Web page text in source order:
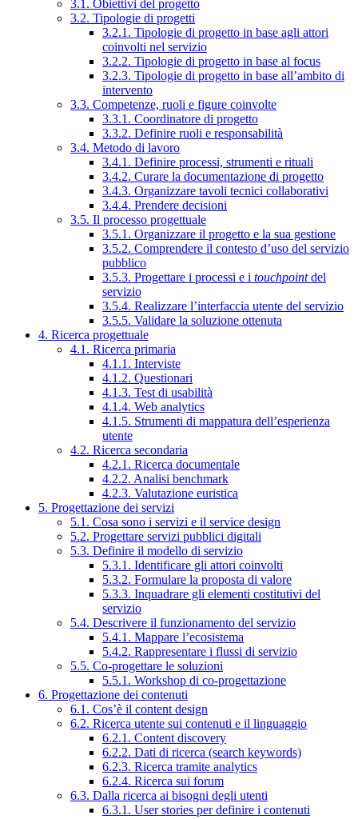
3.1. Obiettivi del progetto
3.2. Tipologie di progetti
3.2.1. Tipologie di progetto in base agli attori
coinvolti nel servizio
3.2.2. Tipologie di progetto in base al focus
3.2.3. Tipologie di progetto in base all’ambito di
intervento
3.3. Competenze, ruoli e figure coinvolte
3.3.1. Coordinatore di progetto
3.3.2. Definire ruoli e responsabilità
3.4. Metodo di lavoro
3.4.1. Definire processi, strumenti e rituali
3.4.2. Curare la documentazione di progetto
3.4.3. Organizzare tavoli tecnici collaborativi
3.4.4. Prendere decisioni
3.5. Il processo progettuale
3.5.1. Organizzare il progetto e la sua gestione
3.5.2. Comprendere il contesto d’uso del servizio
pubblico
3.5.3. Progettare i processi e i touchpointdel
servizio
3.5.4. Realizzare l’interfaccia utente del servizio
3.5.5. Validare la soluzione ottenuta
4. Ricerca progettuale
4.1. Ricerca primaria
4.1.1. Interviste
4.1.2. Questionari
4.1.3. Test di usabilità
4.1.4. Web analytics
4.1.5. Strumenti di mappatura dell’esperienza
utente
4.2. Ricerca secondaria
4.2.1. Ricerca documentale
4.2.2. Analisi benchmark
4.2.3. Valutazione euristica
5. Progettazione dei servizi
5.1. Cosa sono i servizi e il service design
5.2. Progettare servizi pubblici digitali
5.3. Definire il modello di servizio
5.3.1. Identificare gli attori coinvolti
5.3.2. Formulare la proposta di valore
5.3.3. Inquadrare gli elementi costitutivi del
servizio
5.4. Descrivere il funzionamento del servizio
5.4.1. Mappare l’ecosistema
5.4.2. Rappresentare i flussi di servizio
5.5. Co-progettare le soluzioni
5.5.1. Workshop di co-progettazione
6. Progettazione dei contenuti
6.1. Cos’è il content design
6.2. Ricerca utente sui contenuti e il linguaggio
6.2.1. Content discovery
6.2.2. Dati di ricerca (search keywords)
6.2.3. Ricerca tramite analytics
6.2.4. Ricerca sui forum
6.3. Dalla ricerca ai bisogni degli utenti
6.3.1. User stories per definire i contenuti